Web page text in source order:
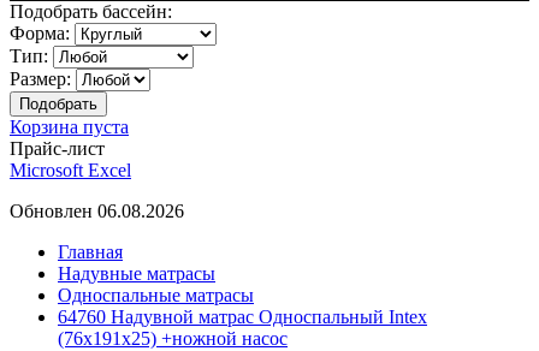
Подобрать бассейн:
Форма:
Тип:
Размер:
Корзина пуста
Прайс-лист
Microsoft Excel
Обновлен 06.08.2026
Главная
Надувные матрасы
Односпальные матрасы
64760 Надувной матрас Односпальный Intex
(76х191х25) +ножной насос